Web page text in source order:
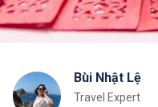
Bùi Nhật Lệ
Travel Expert